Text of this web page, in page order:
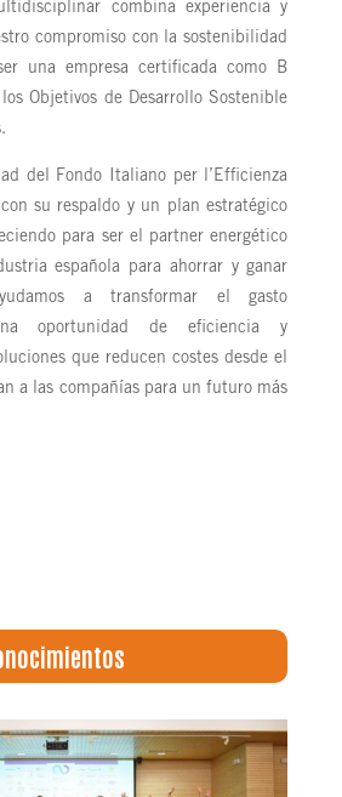
combina experiencia y
compromiso con la sostenibilidad
una empresa certificada como B
Objetivos de Desarrollo Sostenible
del Fondo Italiano per l’Efficienza
su respaldo y un plan estratégico
para ser el partner energético
española para ahorrar y ganar
a transformar el gasto
oportunidad de eficiencia y
que reducen costes desde el
a las compañías para un futuro más